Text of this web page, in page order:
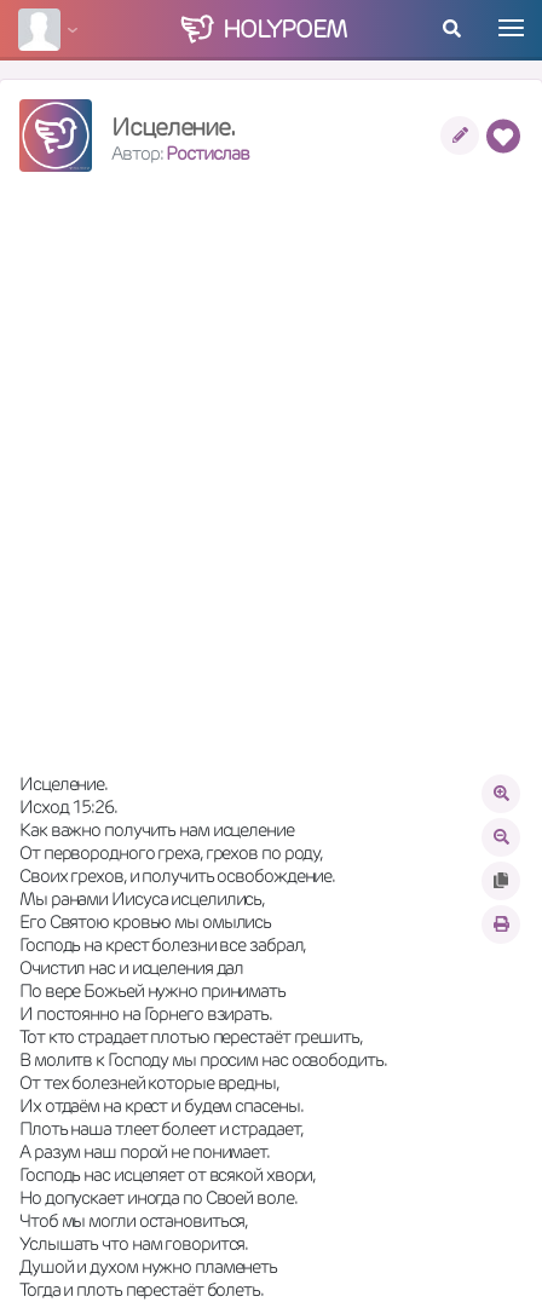
HOLYPOEM
Исцеление.
Автор:Ростислав
Исцеление.
Исход 15:26.
Как важно получить нам исцеление
От первородного греха, грехов по роду,
Своих грехов, и получить освобождение.
Мы ранами Иисуса исцелились,
Его Святою кровью мы омылись
Господь на крест болезни все забрал,
Очистил нас и исцеления дал
По вере Божьей нужно принимать
И постоянно на Горнего взирать.
Тот кто страдает плотью перестаёт грешить,
В молитв к Господу мы просим нас освободить.
От тех болезней которые вредны,
Их отдаём на крест и будем спасены.
Плоть наша тлеет болеет и страдает,
А разум наш порой не понимает.
Господь нас исцеляет от всякой хвори,
Но допускает иногда по Своей воле.
Чтоб мы могли остановиться,
Услышать что нам говорится.
Душой и духом нужно пламенеть
Тогда и плоть перестаёт болеть.